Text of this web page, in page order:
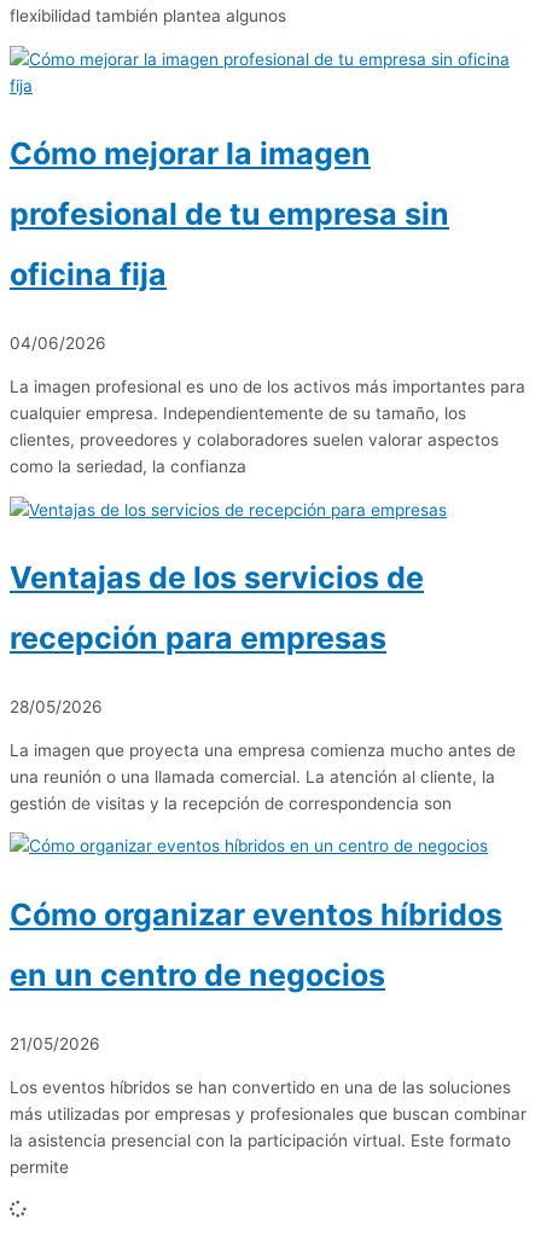
flexibilidad también plantea algunos
Cómo mejorar la imagen
profesional de tu empresa sin
oficina fija
04/06/2026
La imagen profesional es uno de los activos más importantes para
cualquier empresa. Independientemente de su tamaño, los
clientes, proveedores y colaboradores suelen valorar aspectos
como la seriedad, la confianza
Ventajas de los servicios de
recepción para empresas
28/05/2026
La imagen que proyecta una empresa comienza mucho antes de
una reunión o una llamada comercial. La atención al cliente, la
gestión de visitas y la recepción de correspondencia son
Cómo organizar eventos híbridos
en un centro de negocios
21/05/2026
Los eventos híbridos se han convertido en una de las soluciones
más utilizadas por empresas y profesionales que buscan combinar
la asistencia presencial con la participación virtual. Este formato
permite